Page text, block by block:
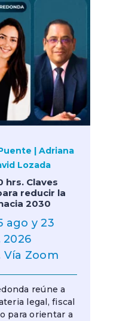
| Adriana
Lozada
hrs. Claves
reducir la
2030
ago y 23
2026
Vía Zoom
reúne a
legal, fiscal
para orientar a